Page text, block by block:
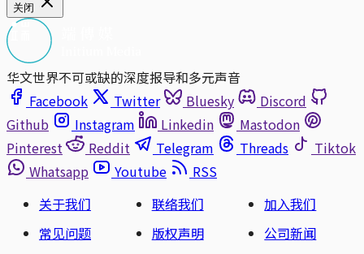
关闭
华文世界不可或缺的深度报导和多元声音
Facebook
Twitter Bluesky
Discord
Github
Instagram Linkedin
Mastodon
Pinterest
Reddit Telegram Threads
Tiktok
Whatsapp
Youtube
RSS
关于我们
联络我们
加入我们
常见问题
版权声明
公司新闻